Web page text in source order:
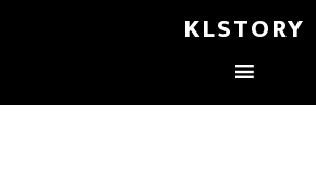
KLSTORY